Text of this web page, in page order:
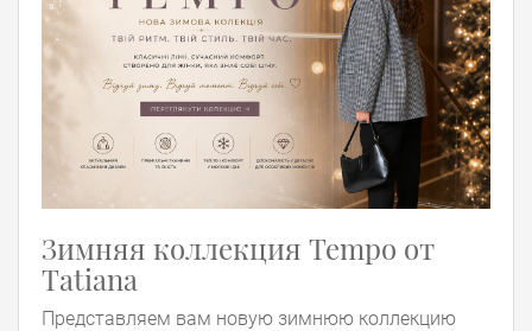
Зимняя коллекция Tempo от
Tatiana
Представляем вам новую зимнюю коллекцию